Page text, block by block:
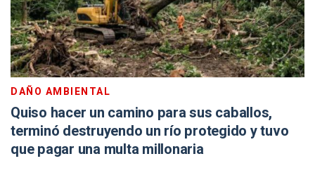
DAÑO AMBIENTAL
Quiso hacer un camino para sus caballos,
terminó destruyendo un río protegido y tuvo
que pagar una multa millonaria